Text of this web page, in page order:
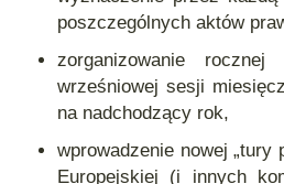
poszczególnych aktów
zorganizowanie
wrześniowej sesji
na nadchodzący rok,
wprowadzenie nowej „tury
Europejskiej (i innych